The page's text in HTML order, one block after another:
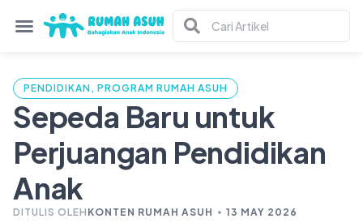
PENDIDIKAN, PROGRAM RUMAH ASUH
Sepeda Baru untuk
Perjuangan Pendidikan
Anak
DITULIS OLEH KONTEN RUMAH ASUH 13 MAY 2026